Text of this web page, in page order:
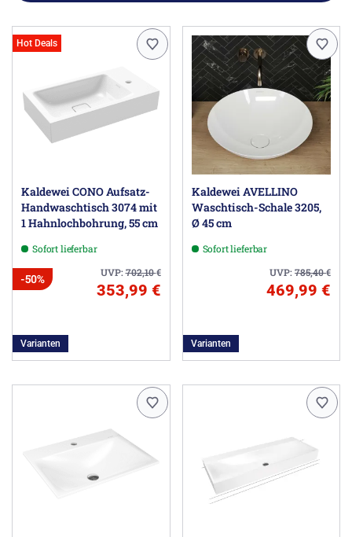
Hot Deals
Kaldewei CONO Aufsatz-
Handwaschtisch 3074 mit
1 Hahnlochbohrung, 55 cm
Sofort lieferbar
UVP:702,10€
-50%
353,99 €
Varianten
Kaldewei AVELLINO
Waschtisch-Schale 3205,
Ø 45 cm
Sofort lieferbar
UVP:785,40€
469,99 €
Varianten